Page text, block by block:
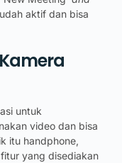
aktif dan bisa
untuk
video dan bisa
itu handphone,
yang disediakan